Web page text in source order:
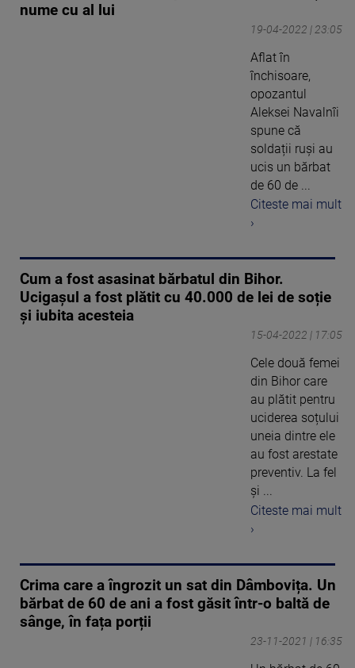
nume cu al lui
19-04-2022 | 23:05
Aflat în
închisoare,
opozantul
Aleksei Navalnîi
spune că
soldații ruși au
ucis un bărbat
de 60 de ...
Citeste mai mult
›
Cum a fost asasinat bărbatul din Bihor.
Ucigașul a fost plătit cu 40.000 de lei de soție
și iubita acesteia
15-04-2022 | 17:05
Cele două femei
din Bihor care
au plătit pentru
uciderea soțului
uneia dintre ele
au fost arestate
preventiv. La fel
și ...
Citeste mai mult
›
Crima care a îngrozit un sat din Dâmbovița. Un
bărbat de 60 de ani a fost găsit într-o baltă de
sânge, în fața porții
23-11-2021 | 16:35